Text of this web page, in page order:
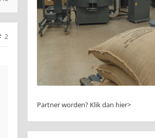
2
Partner worden? Klik dan hier>